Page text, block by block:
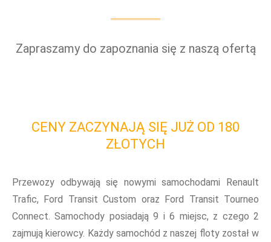
Zapraszamy do zapoznania się z naszą ofertą
CENY ZACZYNAJĄ SIĘ JUŻ OD 180
ZŁOTYCH
Przewozy odbywają się nowymi samochodami Renault
Trafic, Ford Transit Custom oraz Ford Transit Tourneo
Connect. Samochody posiadają 9 i 6 miejsc, z czego 2
zajmują kierowcy. Każdy samochód z naszej floty został w